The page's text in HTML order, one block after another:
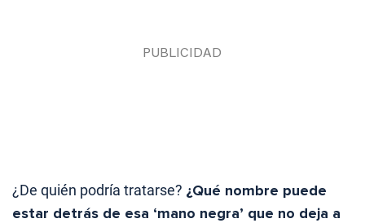
¿De quién podría tratarse? ¿Qué nombre puede
estar detrás de esa ‘mano negra’ que no deja a